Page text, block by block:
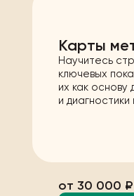
Карты
Научитесь
ключевых
их как основу
и
от 30 000 ₽